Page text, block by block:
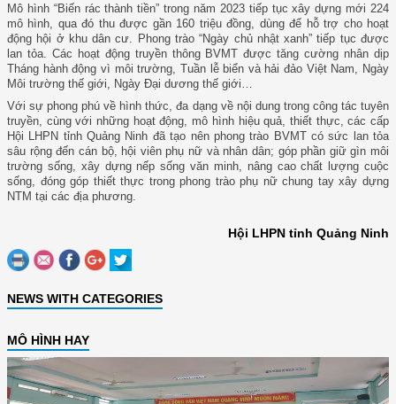
Mô hình “Biến rác thành tiền” trong năm 2023 tiếp tục xây dựng mới 224
mô hình, qua đó thu được gần 160 triệu đồng, dùng để hỗ trợ cho hoạt
động hội ở khu dân cư. Phong trào “Ngày chủ nhật xanh” tiếp tục được
lan tỏa. Các hoạt động truyền thông BVMT được tăng cường nhân dịp
Tháng hành động vì môi trường, Tuần lễ biển và hải đảo Việt Nam, Ngày
Môi trường thế giới, Ngày Đại dương thế giới…
Với sự phong phú về hình thức, đa dạng về nội dung trong công tác tuyên
truyền, cùng với những hoạt động, mô hình hiệu quả, thiết thực, các cấp
Hội LHPN tỉnh Quảng Ninh đã tạo nên phong trào BVMT có sức lan tỏa
sâu rộng đến cán bộ, hội viên phụ nữ và nhân dân; góp phần giữ gìn môi
trường sống, xây dựng nếp sống văn minh, nâng cao chất lượng cuộc
sống, đóng góp thiết thực trong phong trào phụ nữ chung tay xây dựng
NTM tại các địa phương.
Hội LHPN tỉnh Quảng Ninh
NEWS WITH CATEGORIES
MÔ HÌNH HAY